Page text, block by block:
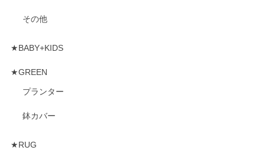
その他
★BABY+KIDS
★GREEN
プランター
鉢カバー
★RUG